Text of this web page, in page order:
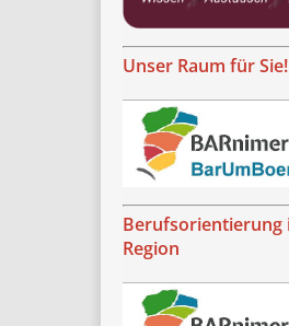
Unser Raum für Sie!
Berufsorientierung
Region